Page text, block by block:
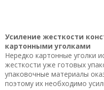
Усиление жесткости
картонными уголками
Нередко картонные уголки
жесткости уже готовых
упаковочные материалы
поэтому их необходимо